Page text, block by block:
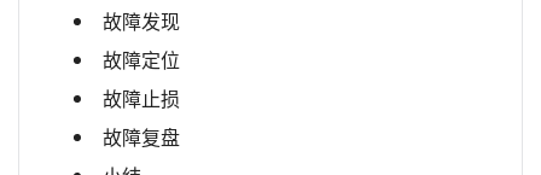
故障发现
故障定位
故障止损
故障复盘